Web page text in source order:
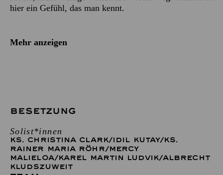
hier ein Gefühl, das man kennt.
Mehr anzeigen
BESETZUNG
Solist*innen
KS. CHRISTINA CLARK/IDIL KUTAY/KS.
RAINER MARIA RÖHR/MERCY
MALIELOA/KAREL MARTIN LUDVIK/ALBRECHT
KLUDSZUWEIT